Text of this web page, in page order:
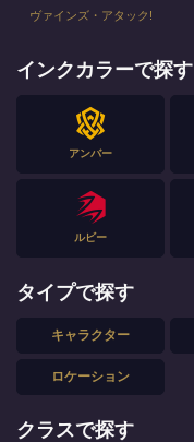
ヴァインズ・アタック!
インクカラーで探す
アンバー
ルビー
タイプで探す
キャラクター
ロケーション
クラスで探す